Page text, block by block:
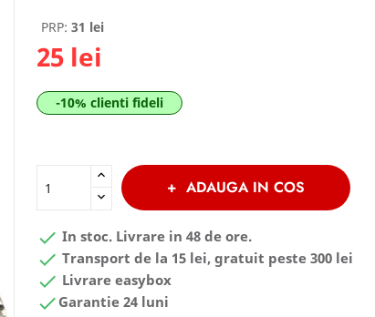
PRP: 31 lei
25 lei
-10% clienti fideli
ADAUGA IN COS
 In stoc. Livrare in 48 de ore.
 Transport de la 15 lei, gratuit peste 300 lei
 Livrare easybox
 Garantie 24 luni